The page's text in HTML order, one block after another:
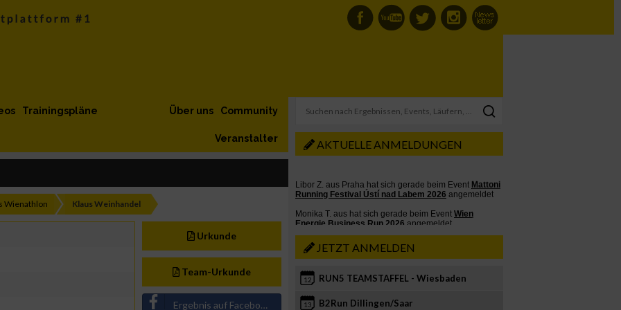
Trainingspläne Community
Über uns
Veranstalter
Wienathlon Klaus Weinhandel
Urkunde
Team-Urkunde
Ergebnis auf Facebook teilen
AKTUELLE ANMELDUNGEN
JETZT ANMELDEN
12 RUN5 TEAMSTAFFEL - Wiesbaden
13 B2Run Dillingen/Saar